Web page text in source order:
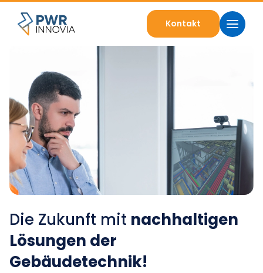
Kontakt
Die Zukunft mit nachhaltigen
Lösungen der
Gebäudetechnik!